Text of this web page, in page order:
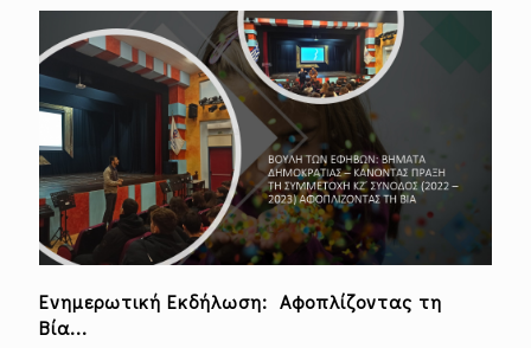
Ενημερωτική Εκδήλωση: Αφοπλίζοντας τη
Βία...